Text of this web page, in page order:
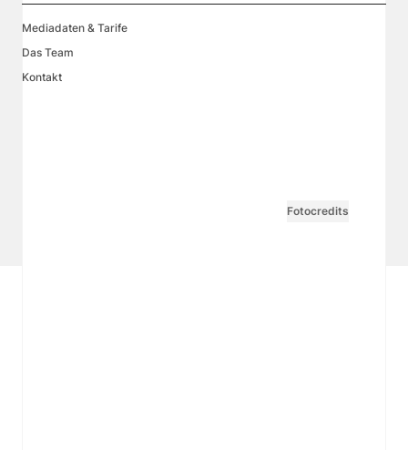
Mediadaten & Tarife
Das Team
Kontakt
Fotocredits